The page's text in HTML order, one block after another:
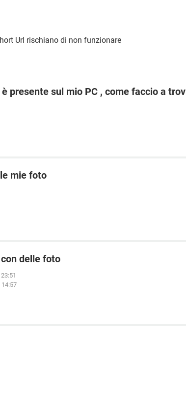
Url rischiano di non funzionare
è presente sul mio PC , come faccio a trov
mie foto
delle foto
14:57